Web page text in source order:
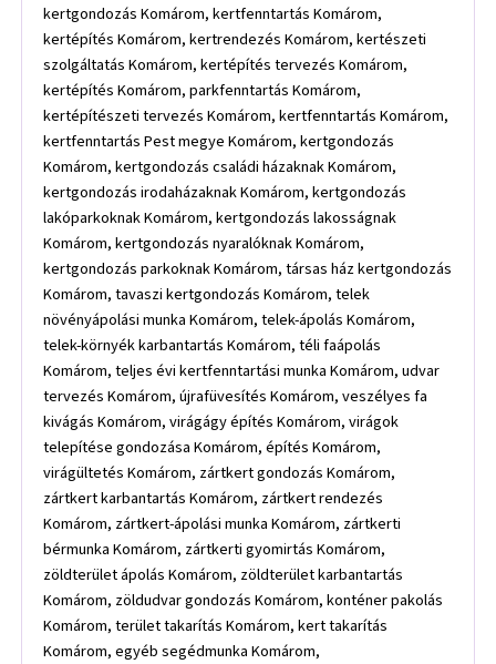
kertgondozás Komárom, kertfenntartás Komárom,
kertépítés Komárom, kertrendezés Komárom, kertészeti
szolgáltatás Komárom, kertépítés tervezés Komárom,
kertépítés Komárom, parkfenntartás Komárom,
kertépítészeti tervezés Komárom, kertfenntartás Komárom,
kertfenntartás Pest megye Komárom, kertgondozás
Komárom, kertgondozás családi házaknak Komárom,
kertgondozás irodaházaknak Komárom, kertgondozás
lakóparkoknak Komárom, kertgondozás lakosságnak
Komárom, kertgondozás nyaralóknak Komárom,
kertgondozás parkoknak Komárom, társas ház kertgondozás
Komárom, tavaszi kertgondozás Komárom, telek
növényápolási munka Komárom, telek-ápolás Komárom,
telek-környék karbantartás Komárom, téli faápolás
Komárom, teljes évi kertfenntartási munka Komárom, udvar
tervezés Komárom, újrafüvesítés Komárom, veszélyes fa
kivágás Komárom, virágágy építés Komárom, virágok
telepítése gondozása Komárom, építés Komárom,
virágültetés Komárom, zártkert gondozás Komárom,
zártkert karbantartás Komárom, zártkert rendezés
Komárom, zártkert-ápolási munka Komárom, zártkerti
bérmunka Komárom, zártkerti gyomirtás Komárom,
zöldterület ápolás Komárom, zöldterület karbantartás
Komárom, zöldudvar gondozás Komárom, konténer pakolás
Komárom, terület takarítás Komárom, kert takarítás
Komárom, egyéb segédmunka Komárom,